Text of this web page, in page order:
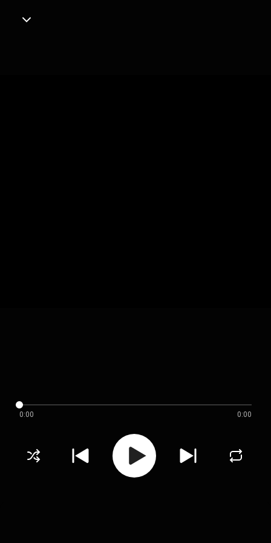
0:00 0:00